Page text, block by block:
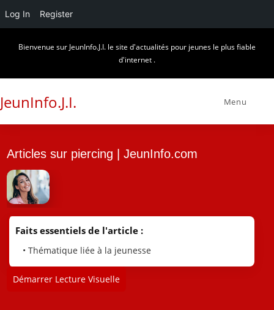
Log In Register
Bienvenue sur JeunInfo.J.I. le site d'actualités pour jeunes le plus fiable
d'internet .
JeunInfo.J.I. Menu
Articles sur piercing | JeunInfo.com
Faits essentiels de l'article :
• Thématique liée à la jeunesse
Démarrer Lecture Visuelle